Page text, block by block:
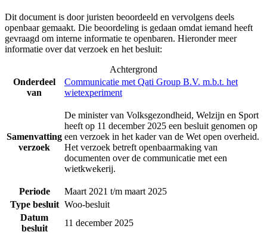
Dit document is door juristen beoordeeld en vervolgens deels
openbaar gemaakt. Die beoordeling is gedaan omdat iemand heeft
gevraagd om interne informatie te openbaren. Hieronder meer
informatie over dat verzoek en het besluit:
Achtergrond
Onderdeel
van
Communicatie met Qati Group B.V. m.b.t. het
wietexperiment
Samenvatting
verzoek
De minister van Volksgezondheid, Welzijn en Sport
heeft op 11 december 2025 een besluit genomen op
een verzoek in het kader van de Wet open overheid.
Het verzoek betreft openbaarmaking van
documenten over de communicatie met een
wietkwekerij.
Periode
Maart 2021 t/m maart 2025
Type besluit Woo-besluit
Datum
besluit
11 december 2025